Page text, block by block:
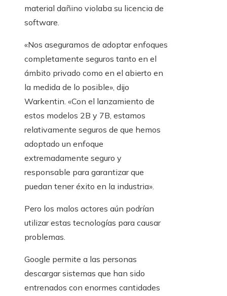
material dañino violaba su licencia de
software.
«Nos aseguramos de adoptar enfoques
completamente seguros tanto en el
ámbito privado como en el abierto en
la medida de lo posible», dijo
Warkentin. «Con el lanzamiento de
estos modelos 2B y 7B, estamos
relativamente seguros de que hemos
adoptado un enfoque
extremadamente seguro y
responsable para garantizar que
puedan tener éxito en la industria».
Pero los malos actores aún podrían
utilizar estas tecnologías para causar
problemas.
Google permite a las personas
descargar sistemas que han sido
entrenados con enormes cantidades